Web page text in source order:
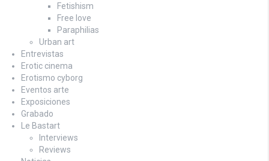
Fetishism
Free love
Paraphilias
Urban art
Entrevistas
Erotic cinema
Erotismo cyborg
Eventos arte
Exposiciones
Grabado
Le Bastart
Interviews
Reviews